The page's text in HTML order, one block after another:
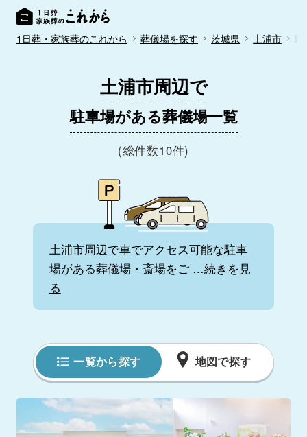
1日葬・家族葬のこれから 葬儀場を探す 茨城県 土浦市 駐
土浦市周辺で
駐車場がある葬儀場一覧
(総件数10件)
土浦市周辺で車でアクセス可能な駐車
場がある葬儀場・斎場をご …続きを見
る
一覧から探す 地図で探す